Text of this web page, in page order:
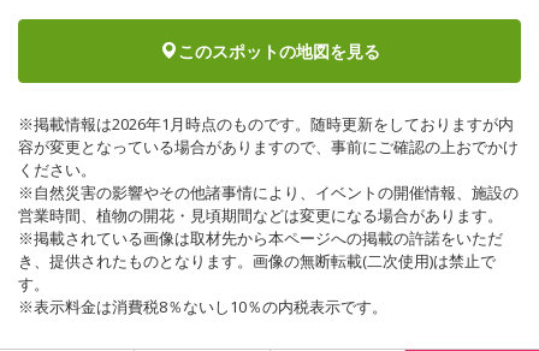
このスポットの地図を見る
※掲載情報は2026年1月時点のものです。随時更新をしておりますが内
容が変更となっている場合がありますので、事前にご確認の上おでかけ
ください。
※自然災害の影響やその他諸事情により、イベントの開催情報、施設の
営業時間、植物の開花・見頃期間などは変更になる場合があります。
※掲載されている画像は取材先から本ページへの掲載の許諾をいただ
き、提供されたものとなります。画像の無断転載(二次使用)は禁止で
す。
※表示料金は消費税8％ないし10％の内税表示です。